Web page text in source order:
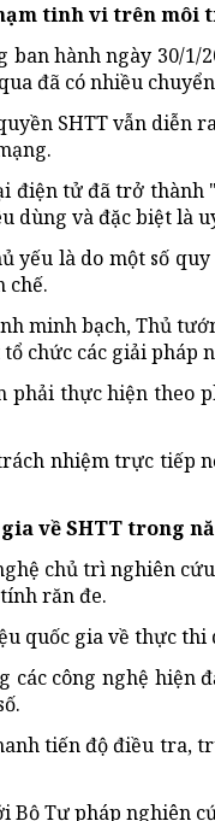
tinh vi trên môi
ban hành ngày 30/
đã có nhiều
SHTT vẫn
điện tử đã trở
dùng và đặc biệt là
yếu là do một số
chế.
minh bạch, Thủ
chức các giải pháp
thực hiện theo
nhiệm trực
về SHTT trong
chủ trì nghiên
răn đe.
quốc gia về thực thi
các công nghệ hiện
tiến độ điều tra,
Bộ Tư pháp nghiên